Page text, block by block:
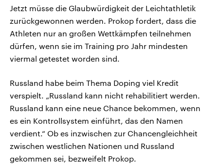
Jetzt müsse die Glaubwürdigkeit der Leichtathletik
zurückgewonnen werden. Prokop fordert, dass die
Athleten nur an großen Wettkämpfen teilnehmen
dürfen, wenn sie im Training pro Jahr mindesten
viermal getestet worden sind.
Russland habe beim Thema Doping viel Kredit
verspielt. „Russland kann nicht rehabilitiert werden.
Russland kann eine neue Chance bekommen, wenn
es ein Kontrollsystem einführt, das den Namen
verdient.“ Ob es inzwischen zur Chancengleichheit
zwischen westlichen Nationen und Russland
gekommen sei, bezweifelt Prokop.